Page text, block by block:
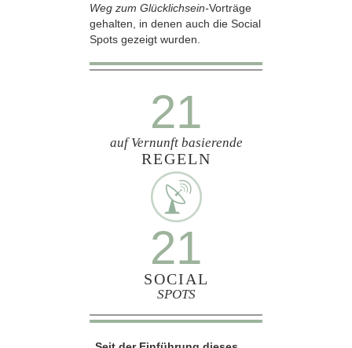
Weg zum Glücklichsein-Vorträge
gehalten, in denen auch die Social
Spots gezeigt wurden.
21
auf Vernunft basierende
REGELN
21
SOCIAL
SPOTS